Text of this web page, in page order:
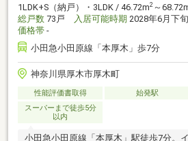
1LDK+S（納戸）・3LDK / 46.72m2 ～
総戸数 73戸 入居可能時期 2028年6月下
価格帯 -
小田急小田原線「本厚木」歩7分
神奈川県厚木市厚木町
性能評価書取得 始発駅
スーパーまで徒歩5分
以内
小田急小田原線「本厚木」駅徒歩7分。